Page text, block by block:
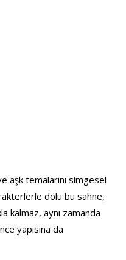
aşk temalarını simgesel
dolu bu sahne,
kalmaz, aynı zamanda
yapısına da